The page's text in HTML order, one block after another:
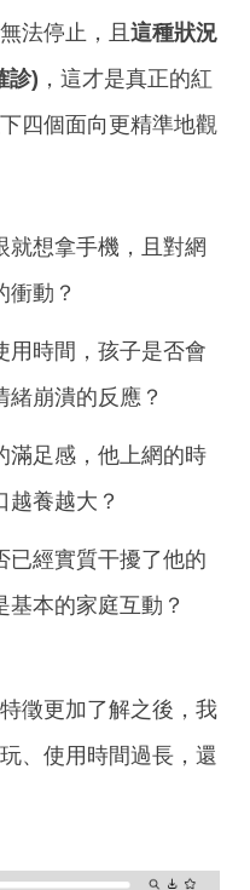
法停止，且 這種狀況
診) ，這才是真正的紅
四個面向更精準地觀
就想拿手機，且對網
衝動？
用時間，孩子是否會
緒崩潰的反應？
滿足感，他上網的時
越養越大？
已經實質干擾了他的
本的家庭互動？
徵更加了解之後，我
、使用時間過長，還